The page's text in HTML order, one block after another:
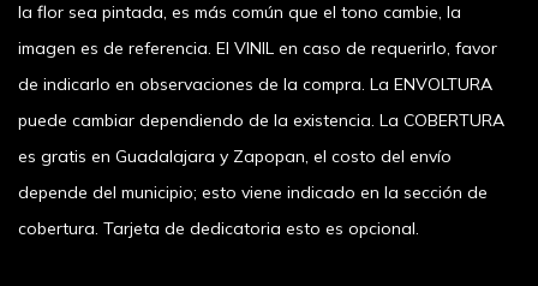
la flor sea pintada, es más común que el tono cambie, la
imagen es de referencia. El VINIL en caso de requerirlo, favor
de indicarlo en observaciones de la compra. La ENVOLTURA
puede cambiar dependiendo de la existencia. La COBERTURA
es gratis en Guadalajara y Zapopan, el costo del envío
depende del municipio; esto viene indicado en la sección de
cobertura. Tarjeta de dedicatoria esto es opcional.